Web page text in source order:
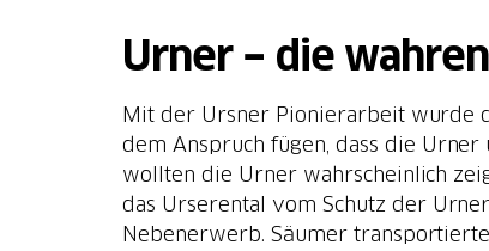
Urner − die
Mit der Ursner Pionierarbeit wurde
dem Anspruch fügen, dass die
wollten die Urner wahrscheinlich
das Urserental vom Schutz der
Nebenerwerb. Säumer